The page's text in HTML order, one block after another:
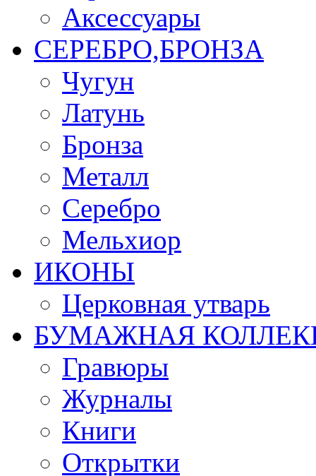
Аксессуары
СЕРЕБРО,БРОНЗА
Чугун
Латунь
Бронза
Металл
Серебро
Мельхиор
ИКОНЫ
Церковная утварь
БУМАЖНАЯ
Гравюры
Журналы
Книги
Открытки